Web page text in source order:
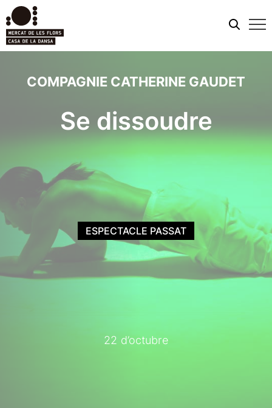
COMPAGNIE CATHERINE GAUDET
Se dissoudre
22 d’octubre
ESPECTACLE PASSAT